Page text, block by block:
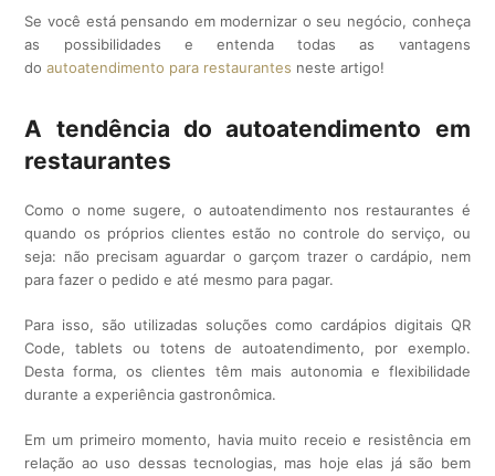
Se você está pensando em modernizar o seu negócio, conheça
as possibilidades e entenda todas as vantagens
doautoatendimento para restaurantes neste artigo!
A tendência do autoatendimento em
restaurantes
Como o nome sugere, o autoatendimento nos restaurantes é
quando os próprios clientes estão no controle do serviço, ou
seja: não precisam aguardar o garçom trazer o cardápio, nem
para fazer o pedido e até mesmo para pagar.
Para isso, são utilizadas soluções como cardápios digitais QR
Code, tablets ou totens de autoatendimento, por exemplo.
Desta forma, os clientes têm mais autonomia e flexibilidade
durante a experiência gastronômica.
Em um primeiro momento, havia muito receio e resistência em
relação ao uso dessas tecnologias, mas hoje elas já são bem